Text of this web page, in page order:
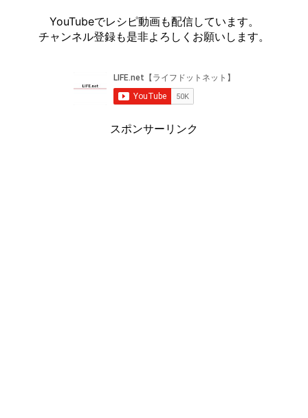
YouTubeでレシピ動画も配信しています。
チャンネル登録も是非よろしくお願いします。
スポンサーリンク